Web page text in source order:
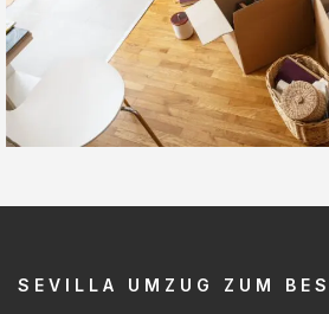
SEVILLA UMZUG ZUM